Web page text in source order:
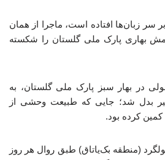
سر زبان‌ها افتاده است، ماجرا از همان
بهاری پارک ملی گلستان را شکسته
در بهار سبز پارک ملی گلستان، به
بدل شد؛ جایی که طبیعت وحشی از
کرده بود.
(منطقه بک‌یاتاق) طبق روال هر روز